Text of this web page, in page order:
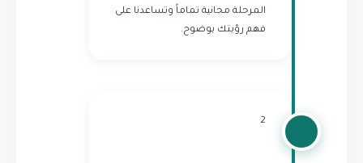
المرحلة مجانية تماماً وتساعدنا على
فهم رؤيتك بوضوح.
2